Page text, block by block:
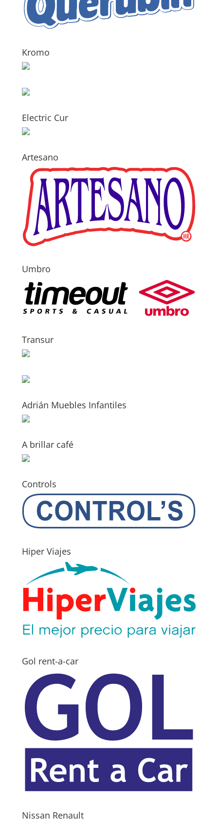
Kromo
Electric Cur
Artesano
Umbro
Transur
Adrián Muebles Infantiles
A brillar café
Controls
Hiper Viajes
Gol rent-a-car
Nissan Renault